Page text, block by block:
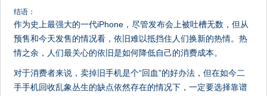
结语：
作为史上最强大的一代iPhone，尽管发布会上被吐槽无数，但从
预售和今天发售的情况看，依旧难以抵挡住人们换新的热情。热
情之余，人们最关心的依旧是如何降低自己的消费成本。
对于消费者来说，卖掉旧手机是个“回血”的好办法，但在如今二
手手机回收乱象丛生的缺点依然存在的情况下，一定要选择靠谱